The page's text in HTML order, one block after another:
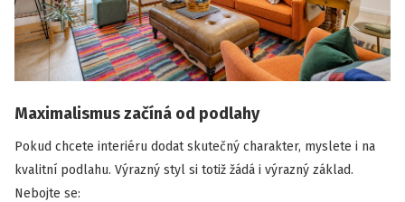
Maximalismus začíná od podlahy
Pokud chcete interiéru dodat skutečný charakter, myslete i na
kvalitní podlahu. Výrazný styl si totiž žádá i výrazný základ.
Nebojte se: